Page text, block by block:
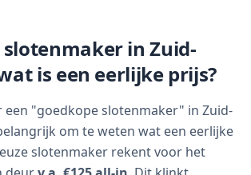
slotenmaker in Zuid-
is een eerlijke prijs?
een "goedkope slotenmaker" in Zuid-
om te weten wat een eerlijke
slotenmaker rekent voor het